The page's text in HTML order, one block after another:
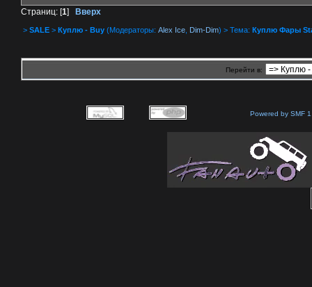
Страниц: [1] Вверх
> SALE > Куплю - Buy (Модераторы: Alex Ice Dim-Dim) > Тема: Куплю Фары
Перейти в:
Powered by SMF